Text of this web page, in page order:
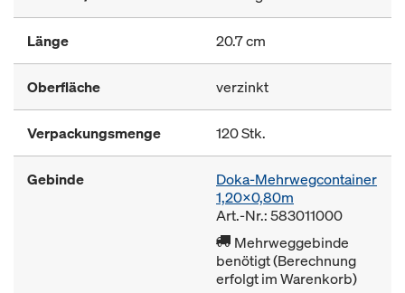
Länge 20.7 cm
Oberfläche verzinkt
Verpackungsmenge 120 Stk.
Gebinde
Doka-Mehrwegcontainer
1,20x0,80m
Art.-Nr.: 583011000
Mehrweggebinde
benötigt (Berechnung
erfolgt im Warenkorb)